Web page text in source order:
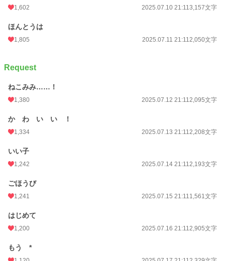
1,602 2025.07.10 21:113,157文字
ほんとうは
1,805 2025.07.11 21:112,050文字
Request
ねこみみ……！
1,380 2025.07.12 21:112,095文字
か わ い い ！
1,334 2025.07.13 21:112,208文字
いい子
1,242 2025.07.14 21:112,193文字
ごほうび
1,241 2025.07.15 21:111,561文字
はじめて
1,200 2025.07.16 21:112,905文字
もう *